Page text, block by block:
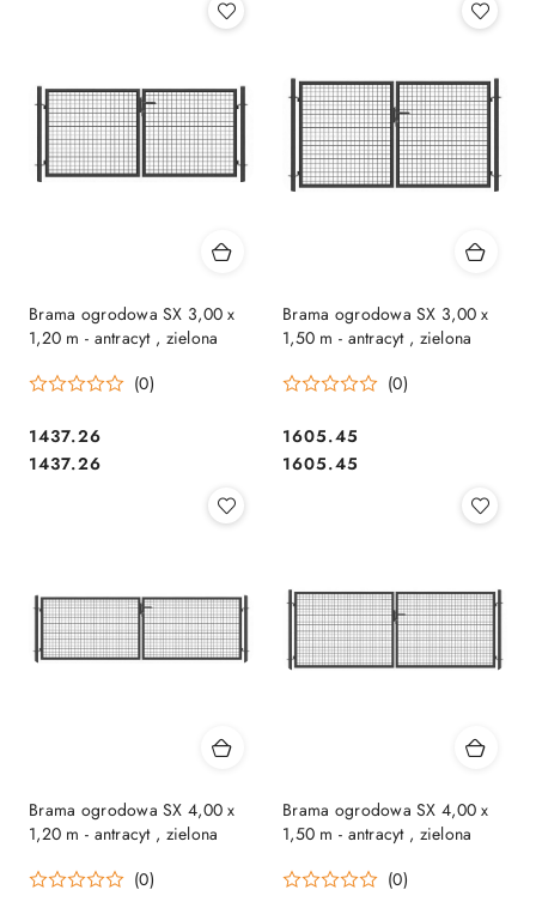
Brama ogrodowa SX 3,00 x
1,20 m - antracyt , zielona
(0)
Cena:
1437.26
Cena:
1437.26
Brama ogrodowa SX 3,00 x
1,50 m - antracyt , zielona
(0)
Cena:
1605.45
Cena:
1605.45
Brama ogrodowa SX 4,00 x
1,20 m - antracyt , zielona
(0)
Brama ogrodowa SX 4,00 x
1,50 m - antracyt , zielona
(0)